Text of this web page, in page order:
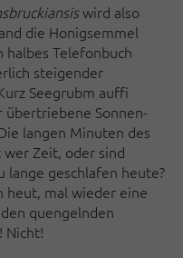
wird also
die Honigsemmel
Telefonbuch
steigender
Seegrubm auffi
übertriebene Sonnen-
langen Minuten des
Zeit, oder sind
lange geschlafen heute?
heut, mal wieder eine
quengelnden
Nicht!